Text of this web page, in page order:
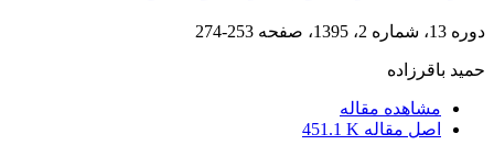
دوره 13، شماره 2، 1395، صفحه 253-274
حمید باقرزاده
مشاهده مقاله
اصل مقاله 451.1 K